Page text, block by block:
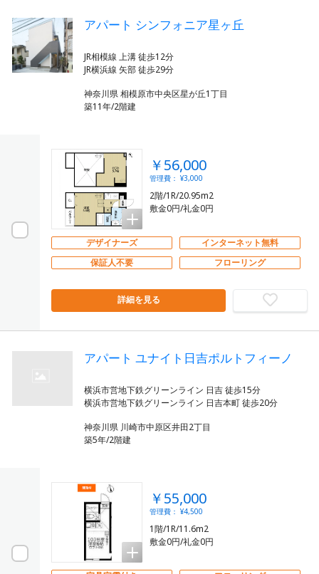
アパート シンフォニア星ヶ丘
JR相模線 上溝 徒歩12分
神奈川県 相模原市中央区星が丘1丁目
築11年/2階建
￥56,000
管理費： ¥3,000
2階/1R/20.95m2
敷金0円/礼金0円
デザイナーズ
インターネット無料
保証人不要
フローリング
詳細を見る
アパート ユナイト日吉ポルトフィーノ
横浜市営地下鉄グリーンライン 日吉 徒歩15分
神奈川県 川崎市中原区井田2丁目
築5年/2階建
￥55,000
管理費： ¥4,500
1階/1R/11.6m2
敷金0円/礼金0円